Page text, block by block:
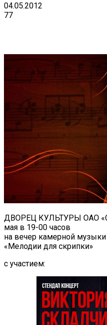
04.05.2012
77
ДВОРЕЦ КУЛЬТУРЫ ОАО
мая в 19-00 часов
на вечер камерной музыки
«Мелодии для скрипки»
с участием: